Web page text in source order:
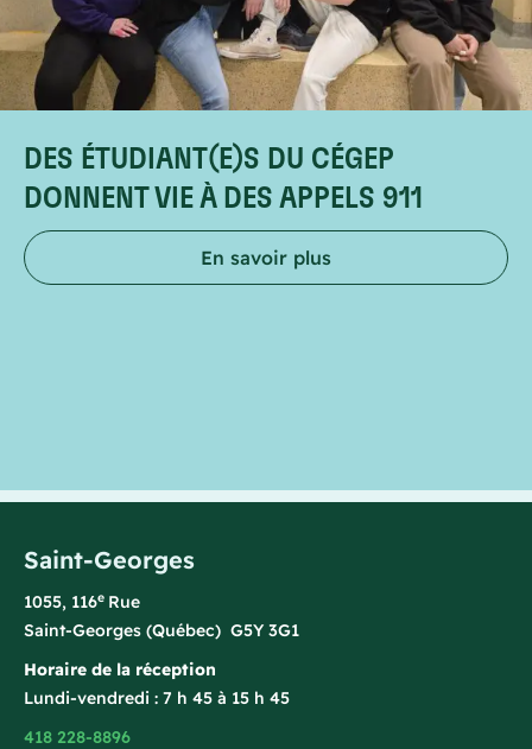
DES ÉTUDIANT(E)S DU CÉGEP
DONNENT VIE À DES APPELS 911
En savoir plus
Saint-Georges
1055, 116e Rue
Saint-Georges (Québec) G5Y 3G1
Horaire de la réception
Lundi-vendredi : 7 h 45 à 15 h 45
418 228-8896